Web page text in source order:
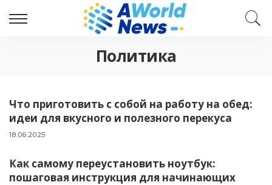
Политика
Что приготовить с собой на работу на обед:
идеи для вкусного и полезного перекуса
18.06.2025
Как самому переустановить ноутбук:
пошаговая инструкция для начинающих